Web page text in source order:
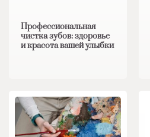
Профессиональная
чистка зубов: здоровье
и красота вашей улыбки